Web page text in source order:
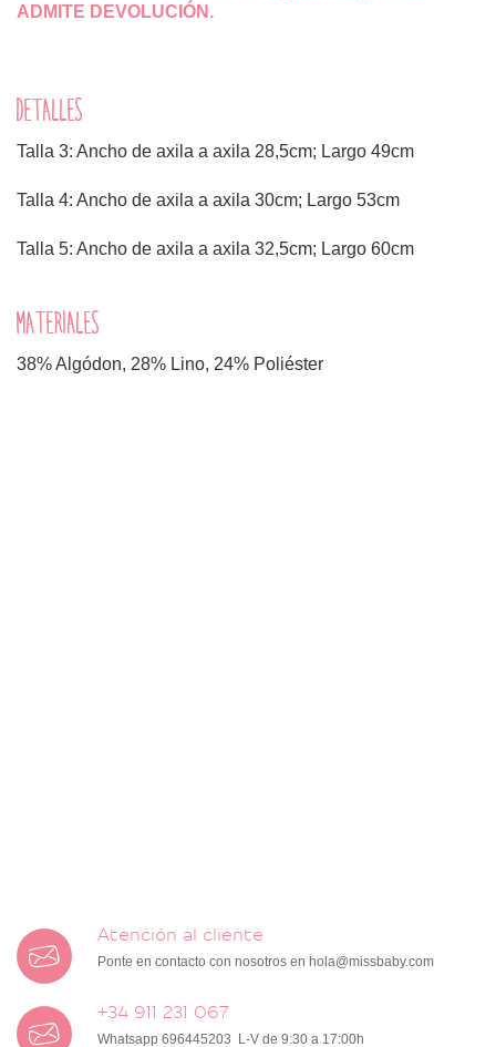
ADMITE DEVOLUCIÓN.
DETALLES
Talla 3: Ancho de axila a axila 28,5cm; Largo 49cm
Talla 4: Ancho de axila a axila 30cm; Largo 53cm
Talla 5: Ancho de axila a axila 32,5cm; Largo 60cm
MATERIALES
38% Algódon, 28% Lino, 24% Poliéster
Atención al cliente
Ponte en contacto con nosotros en hola@missbaby.com
+34 911 231 067
Whatsapp 696445203 L-V de 9:30 a 17:00h